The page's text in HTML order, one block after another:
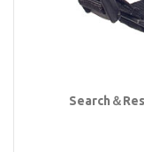
Search＆